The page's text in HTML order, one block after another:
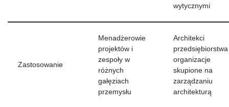
wytycznymi
Zastosowanie
Menadżerowie
projektów i
zespoły w
różnych
gałęziach
przemysłu
Architekci
organizacje
skupione na
zarządzaniu
architekturą